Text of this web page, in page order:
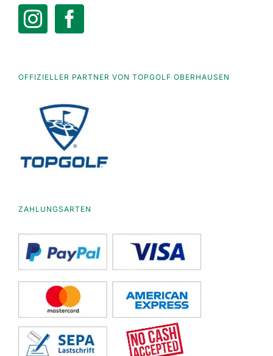
OFFIZIELLER PARTNER VON TOPGOLF OBERHAUSEN
ZAHLUNGSARTEN